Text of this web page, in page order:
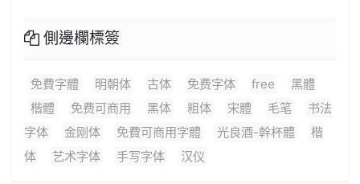
側邊欄標簽
免費字體 明朝体 古体 免费字体 free
黑體
楷體
免费可商用 黑体 粗体 宋體 毛笔
书法
字体
金刚体 免費可商用字體 光良酒-幹杯體
楷
体
艺术字体 手写字体 汉仪